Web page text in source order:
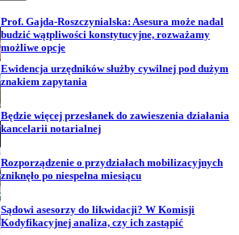
Prof. Gajda-Roszczynialska: Asesura może nadal
budzić wątpliwości konstytucyjne, rozważamy
możliwe opcje
Ewidencja urzędników służby cywilnej pod dużym
znakiem zapytania
Będzie więcej przesłanek do zawieszenia działania
kancelarii notarialnej
Rozporządzenie o przydziałach mobilizacyjnych
zniknęło po niespełna miesiącu
Sądowi asesorzy do likwidacji? W Komisji
Kodyfikacyjnej analiza, czy ich zastąpić